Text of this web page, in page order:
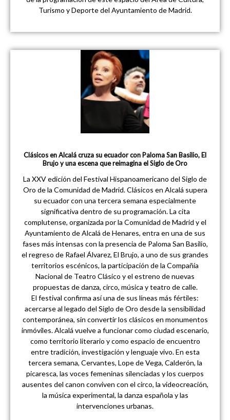
Turismo y Deporte del Ayuntamiento de Madrid.
Clásicos en Alcalá cruza su ecuador con Paloma San Basilio, El
Brujo y una escena que reimagina el Siglo de Oro
La XXV edición del Festival Hispanoamericano del Siglo de
Oro de la Comunidad de Madrid. Clásicos en Alcalá supera
su ecuador con una tercera semana especialmente
significativa dentro de su programación. La cita
complutense, organizada por la Comunidad de Madrid y el
Ayuntamiento de Alcalá de Henares, entra en una de sus
fases más intensas con la presencia de Paloma San Basilio,
el regreso de Rafael Álvarez, El Brujo, a uno de sus grandes
territorios escénicos, la participación de la Compañía
Nacional de Teatro Clásico y el estreno de nuevas
propuestas de danza, circo, música y teatro de calle.
El festival confirma así una de sus líneas más fértiles:
acercarse al legado del Siglo de Oro desde la sensibilidad
contemporánea, sin convertir los clásicos en monumentos
inmóviles. Alcalá vuelve a funcionar como ciudad escenario,
como territorio literario y como espacio de encuentro
entre tradición, investigación y lenguaje vivo. En esta
tercera semana, Cervantes, Lope de Vega, Calderón, la
picaresca, las voces femeninas silenciadas y los cuerpos
ausentes del canon conviven con el circo, la videocreación,
la música experimental, la danza española y las
intervenciones urbanas.